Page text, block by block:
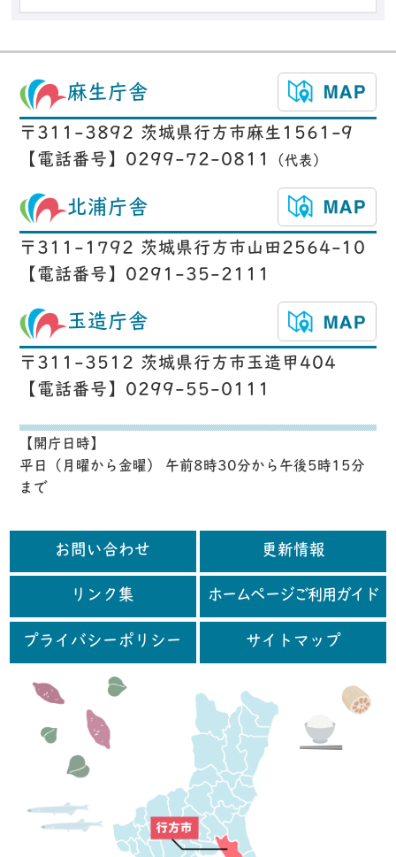
麻生庁舎
〒311-3892 茨城県行方市麻生1561-9
【電話番号】0299-72-0811
（代表）
北浦庁舎
〒311-1792 茨城県行方市山田2564-10
【電話番号】0291-35-2111
玉造庁舎
〒311-3512 茨城県行方市玉造甲404
【電話番号】0299-55-0111
【開庁日時】
平日（月曜から金曜） 午前8時30分から午後5時15分
まで
お問い合わせ 更新情報
リンク集 ホームページご利用ガイド
プライバシーポリシー サイトマップ